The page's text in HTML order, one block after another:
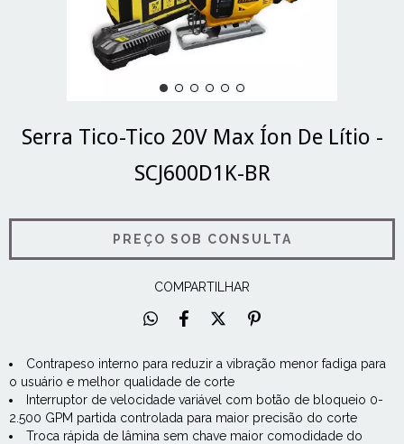
Serra Tico-Tico 20V Max Íon De Lítio -
SCJ600D1K-BR
COMPARTILHAR
Contrapeso interno para reduzir a vibração menor fadiga para
o usuário e melhor qualidade de corte
Interruptor de velocidade variável com botão de bloqueio 0-
2.500 GPM partida controlada para maior precisão do corte
Troca rápida de lâmina sem chave maior comodidade do